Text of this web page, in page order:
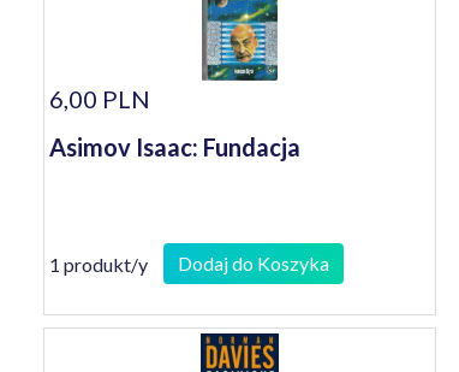
6,00 PLN
Asimov Isaac: Fundacja
1 produkt/y Dodaj do Koszyka